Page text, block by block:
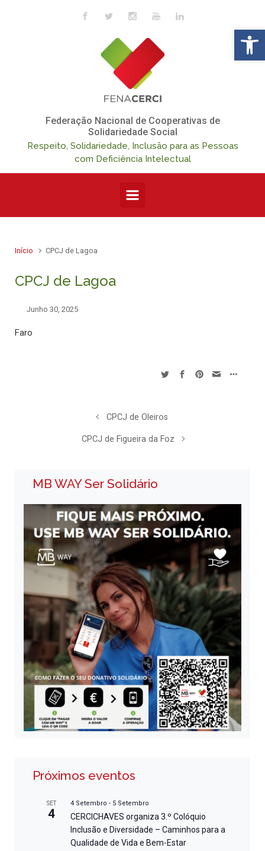
Skip to main content
Federação Nacional de Cooperativas de
Solidariedade Social
Respeito, Solidariedade, Inclusão para as Pessoas
com Deficiência Intelectual
Início CPCJ de Lagoa
CPCJ de Lagoa
Junho 30, 2025
Faro
CPCJ de Oleiros
CPCJ de Figueira da Foz
MB WAY Ser Solidário
Próximos eventos
SET
4
4 Setembro - 5 Setembro
CERCICHAVES organiza 3.º Colóquio
Inclusão e Diversidade – Caminhos para a
Qualidade de Vida e Bem-Estar